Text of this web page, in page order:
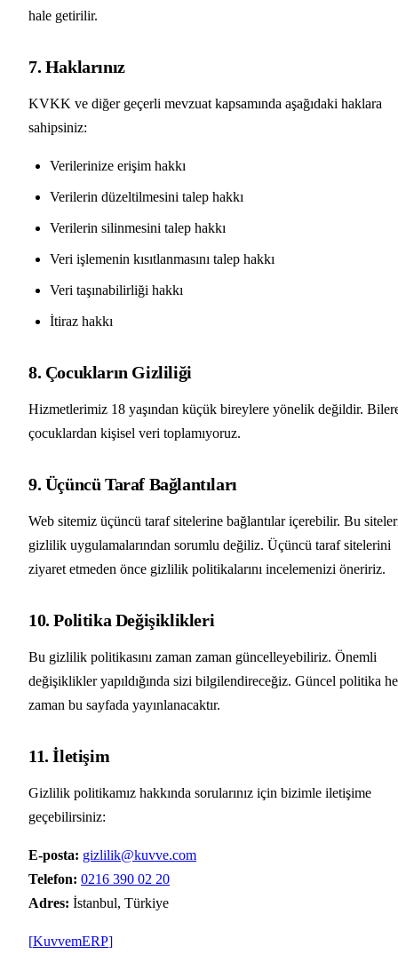
hale getirilir.
7. Haklarınız
KVKK ve diğer geçerli mevzuat kapsamında aşağıdaki haklara
sahipsiniz:
Verilerinize erişim hakkı
Verilerin düzeltilmesini talep hakkı
Verilerin silinmesini talep hakkı
Veri işlemenin kısıtlanmasını talep hakkı
Veri taşınabilirliği hakkı
İtiraz hakkı
8. Çocukların Gizliliği
Hizmetlerimiz 18 yaşından küçük bireylere yönelik değildir.
çocuklardan kişisel veri toplamıyoruz.
9. Üçüncü Taraf Bağlantıları
Web sitemiz üçüncü taraf sitelerine bağlantılar içerebilir. Bu
gizlilik uygulamalarından sorumlu değiliz. Üçüncü taraf sitelerini
ziyaret etmeden önce gizlilik politikalarını incelemenizi öneririz.
10. Politika Değişiklikleri
Bu gizlilik politikasını zaman zaman güncelleyebiliriz. Önemli
değişiklikler yapıldığında sizi bilgilendireceğiz. Güncel politika
zaman bu sayfada yayınlanacaktır.
11. İletişim
Gizlilik politikamız hakkında sorularınız için bizimle iletişime
geçebilirsiniz:
E-posta: gizlilik@kuvve.com
Telefon: 0216 390 02 20
Adres: İstanbul, Türkiye
[KuvvemERP]